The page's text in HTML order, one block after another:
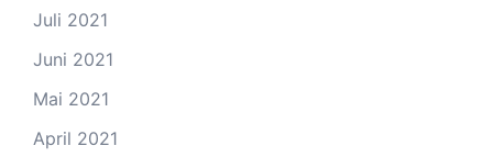
Juli 2021
Juni 2021
Mai 2021
April 2021